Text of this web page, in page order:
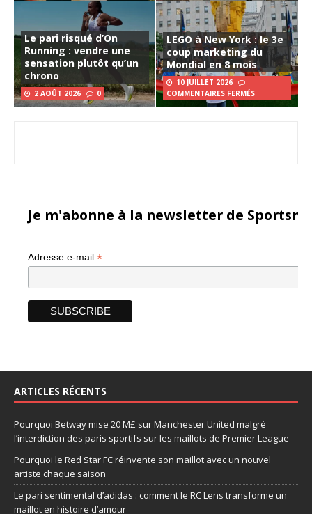
Le pari risqué d’On
Running : vendre une
sensation plutôt qu’un
chrono
2 AOÛT 2026 0
LEGO à New York : le 3e
coup marketing du
Mondial en 8 mois
10 JUILLET 2026
COMMENTAIRES FERMÉS
Je m'abonne à la newsletter de
Adresse e-mail *
ARTICLES RÉCENTS
Pourquoi Betway mise 20 M£ sur Manchester United malgré
l’interdiction des paris sportifs sur les maillots de Premier League
Pourquoi le Red Star FC réinvente son maillot avec un nouvel
artiste chaque saison
Le pari sentimental d’adidas : comment le RC Lens transforme un
maillot en histoire d’amour